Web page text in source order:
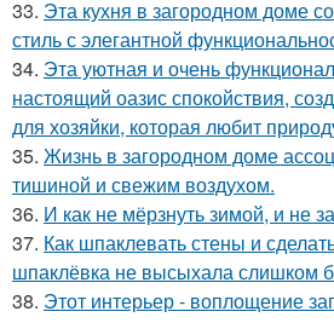
33. Эта кухня в загородном доме
стиль с элегантной
34. Эта уютная и очень
настоящий оазис спокойствия,
для хозяйки, которая любит
35. Жизнь в загородном доме
тишиной и свежим воздухом.
36. И как не мёрзнуть зимой, и не
37. Как шпаклевать стены и
шпаклёвка не высыхала слишком
38. Этот интерьер - воплощение